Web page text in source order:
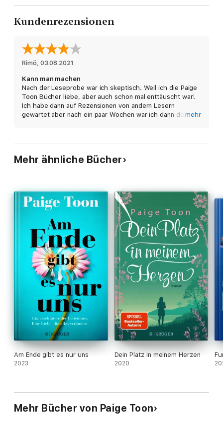
Kundenrezensionen
Rimö, 03.08.2021
Kann man machen
Nach der Leseprobe war ich skeptisch. Weil ich die Paige
Toon Bücher liebe, aber auch schon mal enttäuscht war!
Ich habe dann auf Rezensionen von andern Lesern
gewartet aber nach ein paar Wochen war ich dann doch
Ich mag die Charaktere, ich mochte den Schreibstil und
Ohne viel zu verraten ist das Ende des Buches nicht nach
meinem Geschmack!
mehr
Mehr ähnliche Bücher
Am Ende gibt es nur uns
2023
Dein Platz in meinem Herzen
2020
Mehr Bücher von Paige Toon